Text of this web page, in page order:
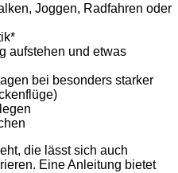
Joggen, Radfahren oder
aufstehen und etwas
bei besonders starker
die lässt sich auch
Eine Anleitung bietet